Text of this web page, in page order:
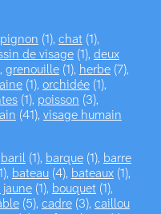
(1), chat (1),
de visage(1), deux
grenouille(1), herbe(7),
(1), orchidée(1),
(1), poisson (3),
(41), visage humain
baril(1), barque(1), barre
bateau(4), bateaux(1),
jaune(1), bouquet (1),
(5), cadre(3), caillou